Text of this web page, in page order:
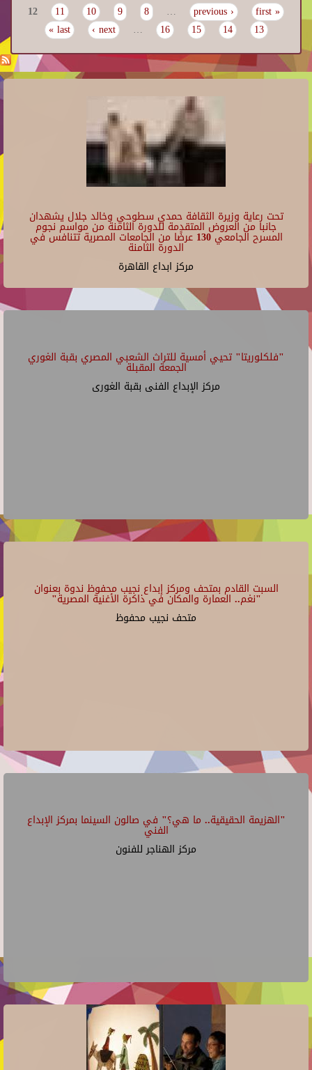
Pages
« first
‹ previous
…
8
9
10
11
12
13
14
15
16
…
next ›
last »
تحت رعاية وزيرة الثقافة حمدي سطوحي وخالد جلال يشهدان
جانبا من العروض المتقدمة للدورة الثامنة من مواسم نجوم
المسرح الجامعي 130 عرضًا من الجامعات المصرية تتنافس في
الدورة الثامنة
مركز ابداع القاهرة
"فلكلوريتا" تحيي أمسية للتراث الشعبي المصري بقبة الغوري
الجمعة المقبلة
مركز الإبداع الفنى بقبة الغورى
السبت القادم بمتحف ومركز إبداع نجيب محفوظ ندوة بعنوان
"نغم.. العمارة والمكان في ذاكرة الأغنية المصرية"
متحف نجيب محفوظ
"الهزيمة الحقيقية.. ما هي؟" في صالون السينما بمركز الإبداع
الفني
مركز الهناجر للفنون